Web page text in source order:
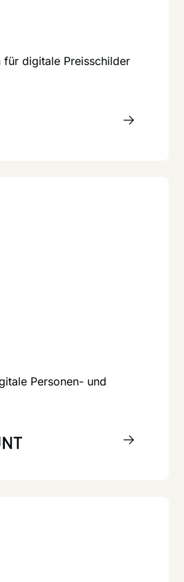
für digitale Preisschilder
Personen- und